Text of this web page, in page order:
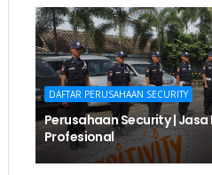
DAFTAR PERUSAHAAN SECURITY
Perusahaan Security |
Profesional